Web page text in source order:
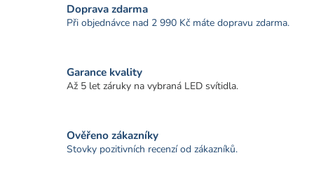
Doprava zdarma
Při objednávce nad 2 990 Kč máte dopravu zdarma.
Garance kvality
Až 5 let záruky na vybraná LED svítidla.
Ověřeno zákazníky
Stovky pozitivních recenzí od zákazníků.